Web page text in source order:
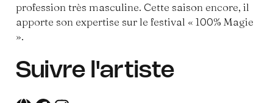
profession très masculine. Cette saison encore, il
apporte son expertise sur le festival « 100% Magie
».
Suivre l'artiste